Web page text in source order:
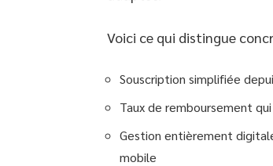
Voici ce qui distingue
Souscription simplifiée
Taux de remboursement
Gestion entièrement
mobile